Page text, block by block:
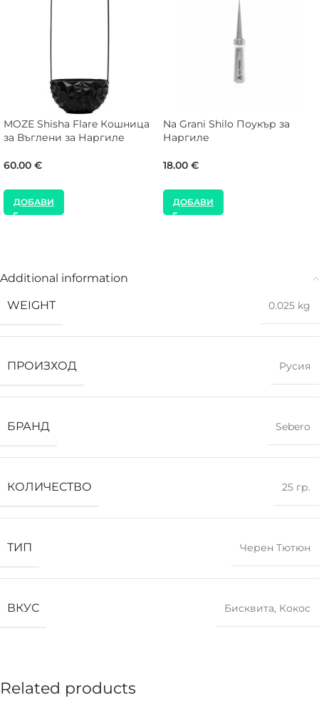
MOZE Shisha Flare Кошница
за Въглени за Наргиле
60.00 €
ДОБАВИ
Na Grani Shilo Поукър за
Наргиле
18.00 €
ДОБАВИ
Additional information
WEIGHT
0.025 kg
ПРОИЗХОД Русия
БРАНД Sebero
КОЛИЧЕСТВО 25 гр.
ТИП Черен Тютюн
ВКУС Бисквита, Кокос
Related products